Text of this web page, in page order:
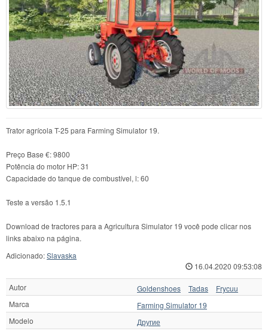
Trator agrícola T-25 para Farming Simulator 19.
Preço Base €: 9800
Potência do motor HP: 31
Capacidade do tanque de combustível, l: 60
Teste a versão 1.5.1
Download de tractores para a Agricultura Simulator 19 você pode clicar nos
links abaixo na página.
Adicionado:Slavaska
16.04.2020 09:53:08
Autor Goldenshoes Tadas
Frycuu
Marca
Farming Simulator 19
Modelo
Другие